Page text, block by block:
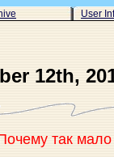
User
12th,
так